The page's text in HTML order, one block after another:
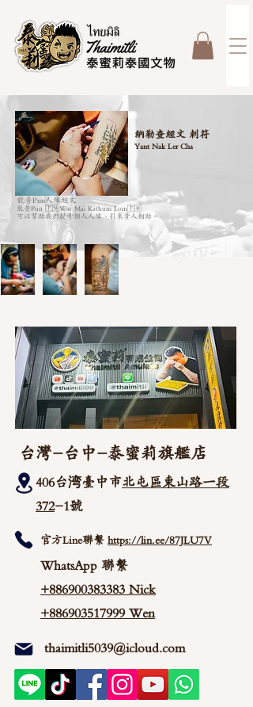
納勒查經文 刺符
Yant Nak Ler Cha
龍普Pun 🇹🇭Wat Mai Kathum Lom🇹🇭
可以幫助我們提升個人人緣、引來貴人相助。
龍普Pun人緣經文
台灣-台中-泰蜜莉旗艦店
406台湾臺中市北屯區東山路一段
372-1號
官方Line聯繫 https://lin.ee/87JLU7V
WhatsApp 聯繫
+886900383383 Nick
+886903517999 Wen
thaimitli5039@icloud.com